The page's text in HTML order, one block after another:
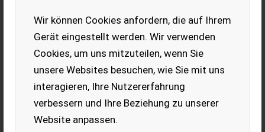
Wir können Cookies anfordern, die auf Ihrem
Gerät eingestellt werden. Wir verwenden
Cookies, um uns mitzuteilen, wenn Sie
unsere Websites besuchen, wie Sie mit uns
interagieren, Ihre Nutzererfahrung
verbessern und Ihre Beziehung zu unserer
Website anpassen.
Fendt 716 SCR
Ausstattung (ohne Anspruch auf Vollständigkeit) K028
DREIPUNKT KAT. 2/3 SK OHNE OBE C190
ZUSATZBELEUCHTUNG VORN C310 RUNDUMKENNLEUCHTE
LINKS K210 ...
EUR 74.851 inkl. 19% MwSt